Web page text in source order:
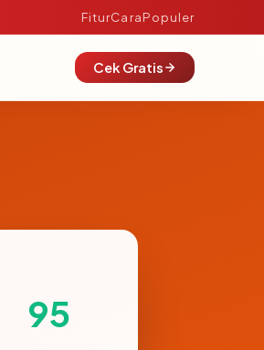
FiturCaraPopuler
Cek Gratis
95